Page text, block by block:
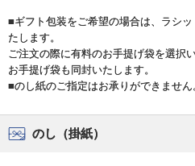
■ギフト包装をご希望の場合は、ラシ
たします。
ご注文の際に有料のお手提げ袋を選択
お手提げ袋も同封いたします。
■のし紙のご指定はお承りができません
のし（掛紙）